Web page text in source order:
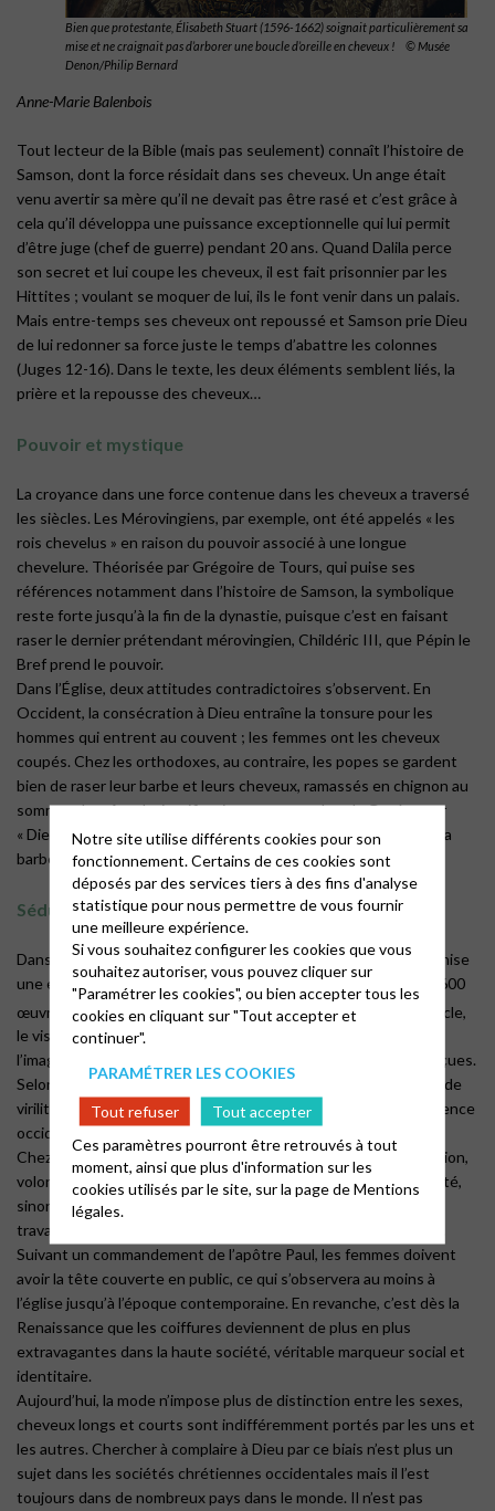
Bien que protestante, Élisabeth Stuart (1596-1662) soignait particulièrement sa
mise et ne craignait pas d’arborer une boucle d’oreille en cheveux ! © Musée
Denon/Philip Bernard
Anne-Marie Balenbois
Tout lecteur de la Bible (mais pas seulement) connaît l’histoire de
Samson, dont la force résidait dans ses cheveux. Un ange était
venu avertir sa mère qu’il ne devait pas être rasé et c’est grâce à
cela qu’il développa une puissance exceptionnelle qui lui permit
d’être juge (chef de guerre) pendant 20 ans. Quand Dalila perce
son secret et lui coupe les cheveux, il est fait prisonnier par les
Hittites ; voulant se moquer de lui, ils le font venir dans un palais.
Mais entre-temps ses cheveux ont repoussé et Samson prie Dieu
de lui redonner sa force juste le temps d’abattre les colonnes
(Juges 12-16). Dans le texte, les deux éléments semblent liés, la
prière et la repousse des cheveux…
Pouvoir et mystique
La croyance dans une force contenue dans les cheveux a traversé
les siècles. Les Mérovingiens, par exemple, ont été appelés « les
rois chevelus » en raison du pouvoir associé à une longue
chevelure. Théorisée par Grégoire de Tours, qui puise ses
références notamment dans l’histoire de Samson, la symbolique
reste forte jusqu’à la fin de la dynastie, puisque c’est en faisant
raser le dernier prétendant mérovingien, Childéric III, que Pépin le
Bref prend le pouvoir.
Dans l’Église, deux attitudes contradictoires s’observent. En
Occident, la consécration à Dieu entraîne la tonsure pour les
hommes qui entrent au couvent ; les femmes ont les cheveux
coupés. Chez les orthodoxes, au contraire, les popes se gardent
bien de raser leur barbe et leurs cheveux, ramassés en chignon au
sommet du crâne. La justification se trouve dans la Genèse car
« Dieu a créé l’homme à son image». Se couper les cheveux et la
barbe reviendrait à ne pas vouloir Lui ressembler.
Séductionet virilité
Dans un registre plus léger, le musée des Arts décoratifs organise
une exposition jusqu’à la rentrée sur le thème capillaire. Avec 600
œuvres présentées, dont la plus ancienne remonte au XV
siècle,
le visiteur sera frappé par l’extrême diversité des coiffures et
l’imagination apparemment sans limite de ceux qui les ont conçues.
Selon la période, le cheveu long pour les hommes est un signe de
virilité ou au contraire de regrettable dérive, signe de la décadence
occidentale (dans les années 1960-1970).
Chez les femmes, une longue chevelure est un outil de séduction,
volontairement ou non. Laissée libre elle est réservée à l’intimité,
sinon elle doit être dissimulée sous un bonnet pour celles qui
travaillent, arrangée plus ou moins savamment pour les autres.
Suivant un commandement de l’apôtre Paul, les femmes doivent
avoir la tête couverte en public, ce qui s’observera au moins à
l’église jusqu’à l’époque contemporaine. En revanche, c’est dès la
Renaissance que les coiffures deviennent de plus en plus
extravagantes dans la haute société, véritable marqueur social et
identitaire.
Aujourd’hui, la mode n’impose plus de distinction entre les sexes,
cheveux longs et courts sont indifféremment portés par les uns et
les autres. Chercher à complaire à Dieu par ce biais n’est plus un
sujet dans les sociétés chrétiennes occidentales mais il l’est
toujours dans de nombreux pays dans le monde. Il n’est pas
Notre site utilise différents cookies pour son
fonctionnement. Certains de ces cookies sont
déposés par des services tiers à des fins d'analyse
statistique pour nous permettre de vous fournir
une meilleure expérience.
Si vous souhaitez configurer les cookies que vous
souhaitez autoriser, vous pouvez cliquer sur
"Paramétrer les cookies", ou bien accepter tous les
cookies en cliquant sur "Tout accepter et
continuer".
PARAMÉTRER LES COOKIES
Tout refuser
Tout accepter
Ces paramètres pourront être retrouvés à tout
moment, ainsi que plus d'information sur les
cookies utilisés par le site, sur la page deMentions
légales.